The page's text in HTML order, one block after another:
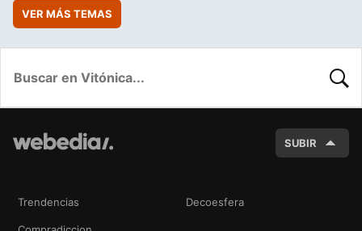
VER MÁS TEMAS
SUBIR
Trendencias Decoesfera